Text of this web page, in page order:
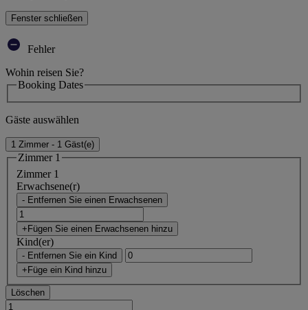
Fenster schließen
Fehler
Wohin reisen Sie?
Booking Dates
Gäste auswählen
1 Zimmer - 1 Gäst(e)
Zimmer 1
Zimmer 1
Erwachsene(r)
- Entfernen Sie einen Erwachsenen
+Fügen Sie einen Erwachsenen hinzu
Kind(er)
- Entfernen Sie ein Kind
+Füge ein Kind hinzu
Löschen